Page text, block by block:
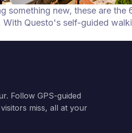
new, these are
With Questo's self-guided
Follow GPS-guided
miss, all at your